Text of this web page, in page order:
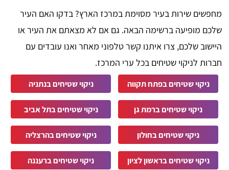
מחפשים שירות בעיר מסוימת במרכז הארץ? בדקו האם העיר
שלכם מופיעה ברשימה הבאה. גם אם לא מצאתם את העיר או
היישוב שלכם, צרו איתנו קשר טלפוני מאחר ואנו עובדים עם
חברות לניקוי שטיחים בכל ערי המרכז.
ניקוי שטיחים בפתח תקווה ניקוי שטיחים בנתניה
ניקוי שטיחים ברמת גן ניקוי שטיחים בתל אביב
ניקוי שטיחים בחולון ניקוי שטיחים בהרצליה
ניקוי שטיחים בראשון לציון ניקוי שטיחים ברעננה